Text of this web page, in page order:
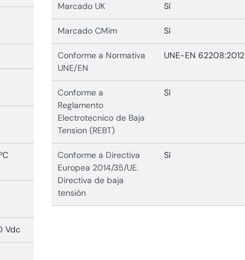
Vdc
Marcado UK Sí
Marcado CMim Sí
Conforme a Normativa
UNE/EN
UNE-EN 62208:2012
Conforme a
Reglamento
Electrotecnico de Baja
Tension (REBT)
Sí
Conforme a Directiva
Europea 2014/35/UE.
Directiva de baja
tensión
Sí